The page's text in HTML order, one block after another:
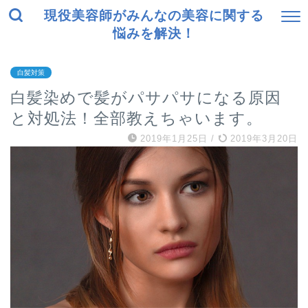
現役美容師がみんなの美容に関する
悩みを解決！
白髪対策
白髪染めで髪がパサパサになる原因
と対処法！全部教えちゃいます。
2019年1月25日 / 2019年3月20日